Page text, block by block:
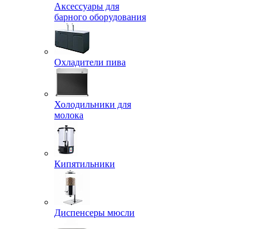
Аксессуары для
барного оборудования
Охладители пива
Холодильники для
молока
Кипятильники
Диспенсеры мюсли